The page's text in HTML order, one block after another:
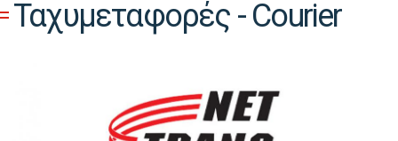
Ταχυμεταφορές - Courier